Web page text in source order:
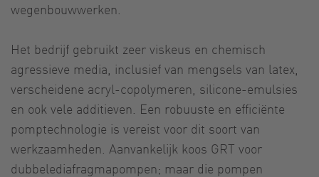
wegenbouwwerken.
Het bedrijf gebruikt zeer viskeus en chemisch
agressieve media, inclusief van mengsels van latex,
verscheidene acryl-copolymeren, silicone-emulsies
en ook vele additieven. Een robuuste en efficiënte
pomptechnologie is vereist voor dit soort van
werkzaamheden. Aanvankelijk koos GRT voor
dubbelediafragmapompen; maar die pompen